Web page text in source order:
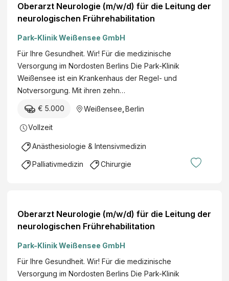
Oberarzt Neurologie (m/w/d) für die Leitung der
neurologischen Frührehabilitation
Park-Klinik Weißensee GmbH
Für Ihre Gesundheit. Wir! Für die medizinische
Versorgung im Nordosten Berlins Die Park-Klinik
Weißensee ist ein Krankenhaus der Regel- und
Notversorgung. Mit ihren zehn…
€ 5.000 Weißensee Berlin
Vollzeit
Anästhesiologie & Intensivmedizin
Palliativmedizin Chirurgie
Oberarzt Neurologie (m/w/d) für die Leitung der
neurologischen Frührehabilitation
Park-Klinik Weißensee GmbH
Für Ihre Gesundheit. Wir! Für die medizinische
Versorgung im Nordosten Berlins Die Park-Klinik